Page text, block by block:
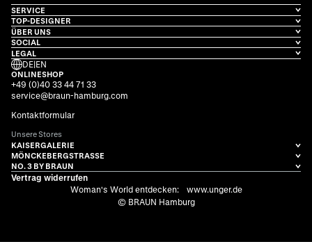
SERVICE
TOP-DESIGNER
ÜBER UNS
SOCIAL
LEGAL
DE|EN
ONLINESHOP
+49 (0)40 33 44 71 33
service@braun-hamburg.com
Kontaktformular
Unsere Stores
KAISERGALERIE
MÖNCKEBERGSTRASSE
NO. 3 BY BRAUN
Vertrag widerrufen
Woman's World entdecken:
www.unger.de
© BRAUN Hamburg